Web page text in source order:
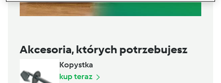
Akcesoria, których potrzebujesz
Kopystka
kup teraz